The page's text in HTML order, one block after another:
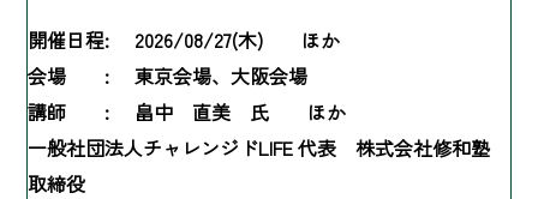
開催日程:
2026/08/27(木) ほか
会場 :
東京会場、大阪会場
講師 :
畠中 直美 氏 ほか
一般社団法人チャレンジドLIFE 代表 株式会社修和塾
取締役